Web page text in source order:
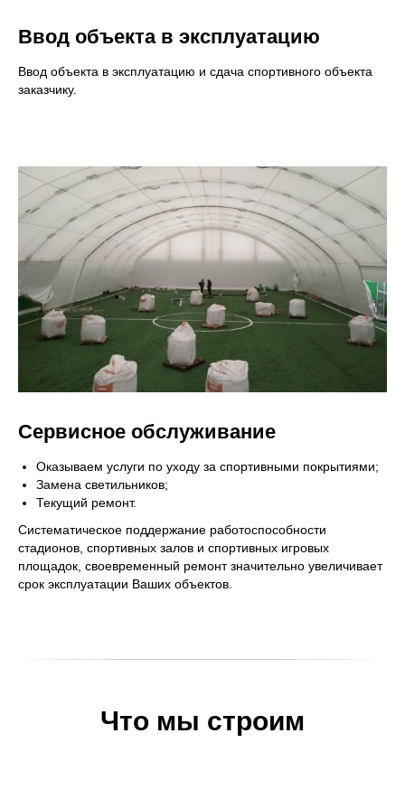
Ввод объекта в эксплуатацию
Ввод объекта в эксплуатацию и сдача спортивного объекта
заказчику.
Сервисное обслуживание
Оказываем услуги по уходу за спортивными покрытиями;
Замена светильников;
Текущий ремонт.
Систематическое поддержание работоспособности
стадионов, спортивных залов и спортивных игровых
площадок, своевременный ремонт значительно увеличивает
срок эксплуатации Ваших объектов.
Что мы строим